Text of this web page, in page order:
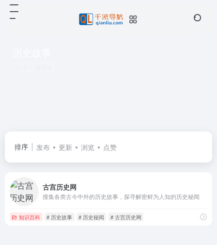
排序 发布 更新 浏览 点赞
古宫历史网
搜集各类古今中外的历史故事，探寻解密鲜为人知的历史秘闻
知识百科 # 历史故事 # 历史秘闻 # 古宫历史网